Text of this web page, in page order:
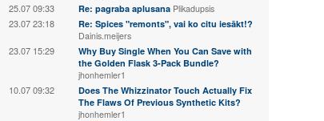
25.07 09:33 Re: pagraba aplusana Plikadupsis
23.07 23:18
Re: Spices "remonts", vai ko citu iesākt!?
Dainis.meijers
23.07 15:29
Why Buy Single When You Can Save with
the Golden Flask 3-Pack Bundle?
jhonhemler1
10.07 09:32
Does The Whizzinator Touch Actually Fix
The Flaws Of Previous Synthetic Kits?
jhonhemler1